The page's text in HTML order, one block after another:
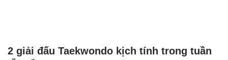
2 giải đấu Taekwondo kịch tính trong tuần